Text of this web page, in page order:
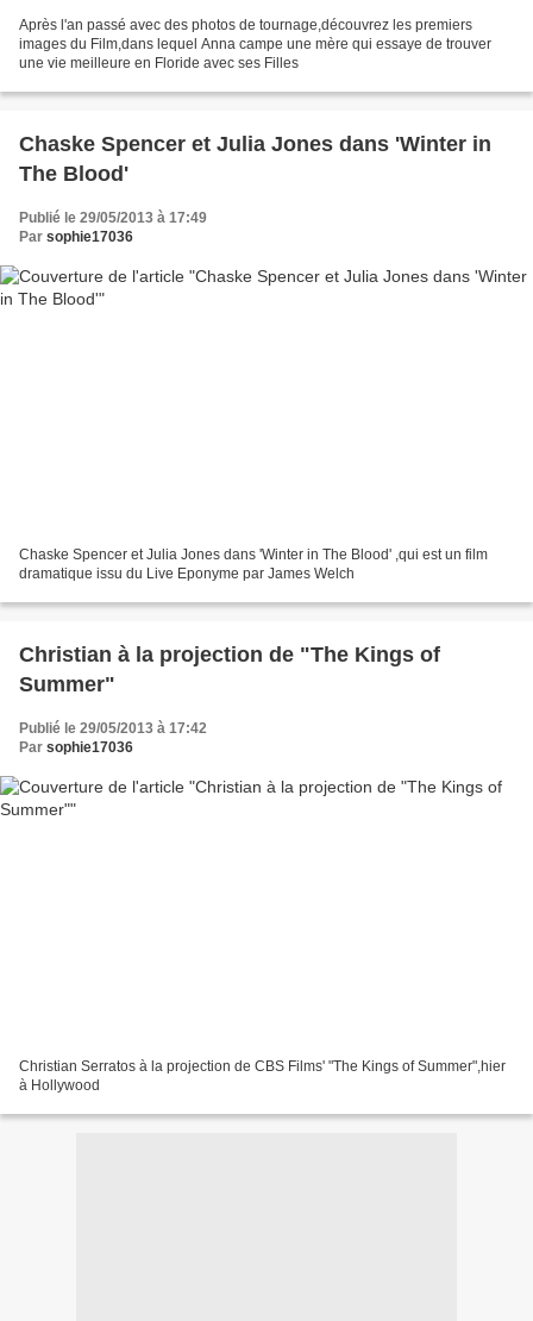
Après l'an passé avec des photos de tournage,découvrez les premiers
images du Film,dans lequel Anna campe une mère qui essaye de trouver
une vie meilleure en Floride avec ses Filles
Chaske Spencer et Julia Jones dans 'Winter in
The Blood'
Publié le 29/05/2013 à 17:49
Par sophie17036
Chaske Spencer et Julia Jones dans 'Winter in The Blood' ,qui est un film
dramatique issu du Live Eponyme par James Welch
Christian à la projection de "The Kings of
Summer"
Publié le 29/05/2013 à 17:42
Par sophie17036
Christian Serratos à la projection de CBS Films' "The Kings of Summer",hier
à Hollywood